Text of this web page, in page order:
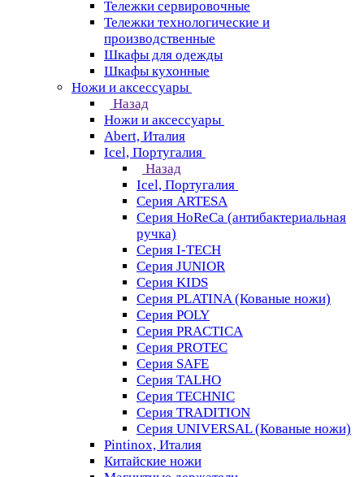
Тележки сервировочные
Тележки технологические и
производственные
Шкафы для одежды
Шкафы кухонные
Ножи и аксессуары
Назад
Ножи и аксессуары
Abert, Италия
Icel, Португалия
Назад
Icel, Португалия
Серия ARTESA
Серия HoReCa (антибактериальная
ручка)
Серия I-TECH
Серия JUNIOR
Серия KIDS
Серия PLATINA (Кованые ножи)
Серия POLY
Серия PRACTICA
Серия PROTEC
Серия SAFE
Серия TALHO
Серия TECHNIC
Серия TRADITION
Серия UNIVERSAL (Кованые ножи)
Pintinox, Италия
Китайские ножи